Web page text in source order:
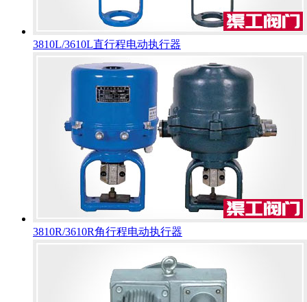
3810L/3610L直行程电动执行器
3810R/3610R角行程电动执行器